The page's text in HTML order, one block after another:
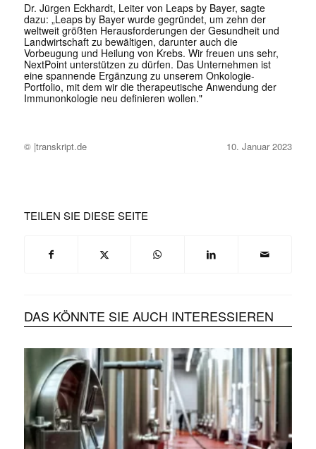
Dr. Jürgen Eckhardt, Leiter von Leaps by Bayer, sagte
dazu: „Leaps by Bayer wurde gegründet, um zehn der
weltweit größten Herausforderungen der Gesundheit und
Landwirtschaft zu bewältigen, darunter auch die
Vorbeugung und Heilung von Krebs. Wir freuen uns sehr,
NextPoint unterstützen zu dürfen. Das Unternehmen ist
eine spannende Ergänzung zu unserem Onkologie-
Portfolio, mit dem wir die therapeutische Anwendung der
Immunonkologie neu definieren wollen."
© |transkript.de 10. Januar 2023
TEILEN SIE DIESE SEITE
DAS KÖNNTE SIE AUCH INTERESSIEREN